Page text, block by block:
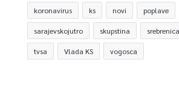
koronavirus ks novi poplave
sarajevskojutro skupstina srebrenica
tvsa Vlada KS vogosca